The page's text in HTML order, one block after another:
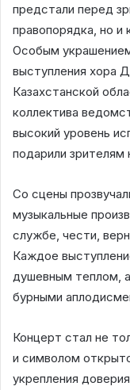
предстали перед
правопорядка, но и
Особым
выступления хора
Казахстанской
коллектива
высокий уровень
подарили зрителям
Со сцены
музыкальные
службе, чести,
Каждое
душевным теплом,
бурными
Концерт стал не
и символом
укрепления